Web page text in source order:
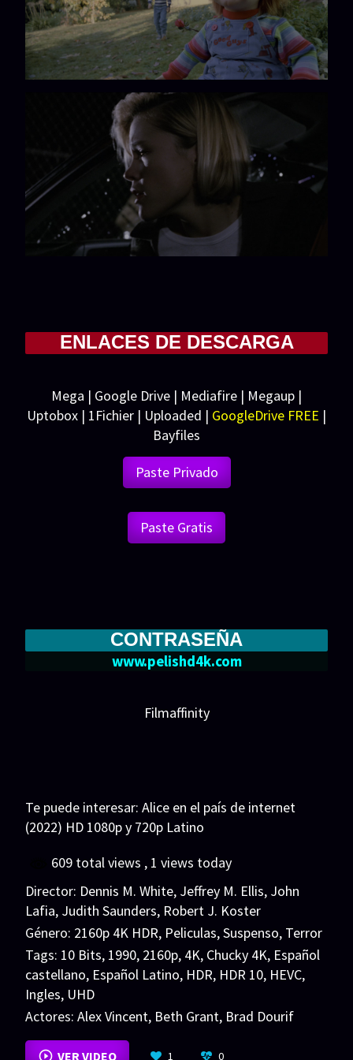
ENLACES DE DESCARGA
Mega | Google Drive | Mediafire | Megaup |
Uptobox | 1Fichier | Uploaded | GoogleDrive FREE |
Bayfiles
Paste Privado
Paste Gratis
CONTRASEÑA
www.pelishd4k.com
Filmaffinity
Te puede interesar: Alice en el país de internet
(2022) HD 1080p y 720p Latino
609 total views , 1 views today
Director: Dennis M. White, Jeffrey M. Ellis, John
Lafia, Judith Saunders, Robert J. Koster
Género: 2160p 4K HDR, Peliculas,Suspenso, Terror
Tags: 10 Bits, 1990, 2160p, 4K, Chucky 4K, Español
castellano, Español Latino, HDR, HDR 10, HEVC,
Ingles, UHD
Actores: Alex Vincent, Beth Grant, Brad Dourif
VER MÁS
VER VIDEO 1 0